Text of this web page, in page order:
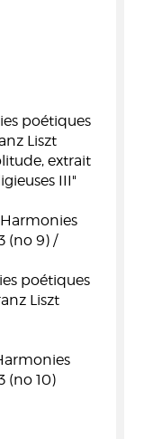
poétiques
Liszt
extrait
III"
(no 9) /
poétiques
Liszt
(no 10)